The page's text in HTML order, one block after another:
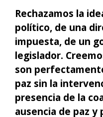
Rechazamos la
político, de una
impuesta, de un
legislador.
son
paz sin la
presencia de la
ausencia de paz y